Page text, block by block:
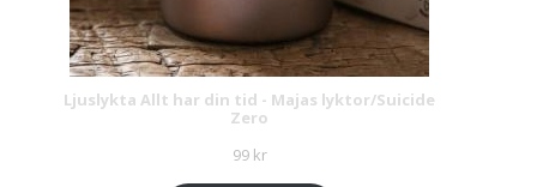
Ljuslykta Allt har din tid - Majas lyktor/Suicide
Zero
99 kr